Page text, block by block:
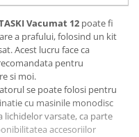
Vacumat 12 poate fi
a prafului, folosind un kit
Acest lucru face ca
pentru
si moi.
se poate folosi pentru
cu masinile monodisc
lichidelor varsate, ca parte
accesoriilor